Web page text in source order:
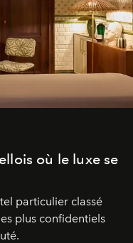
où le luxe se
particulier classé
plus confidentiels